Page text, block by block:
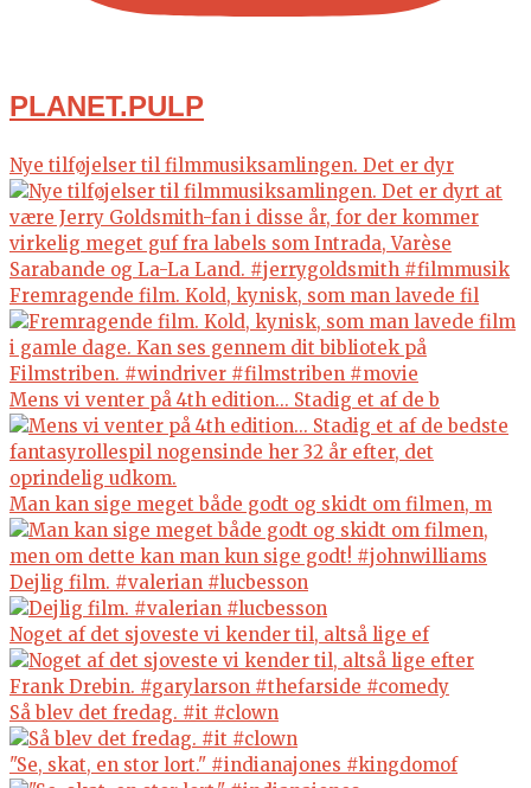
PLANET.PULP
Nye tilføjelser til filmmusiksamlingen. Det er dyr
Fremragende film. Kold, kynisk, som man lavede fil
Mens vi venter på 4th edition... Stadig et af de b
Man kan sige meget både godt og skidt om filmen, m
Dejlig film. #valerian #lucbesson
Noget af det sjoveste vi kender til, altså lige ef
Så blev det fredag. #it #clown
"Se, skat, en stor lort." #indianajones #kingdomof